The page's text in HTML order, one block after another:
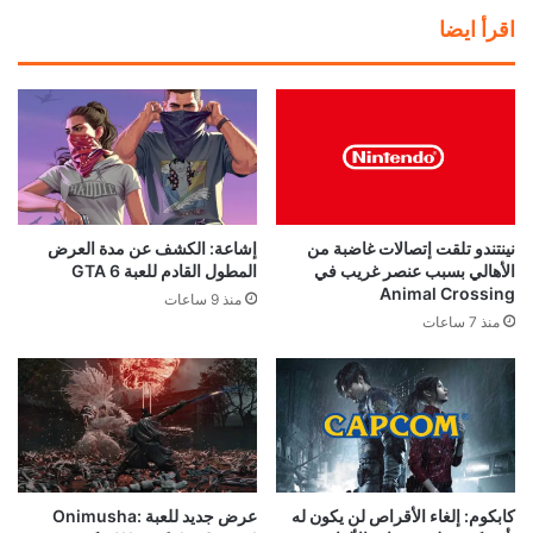
اقرأ ايضا
نينتندو تلقت إتصالات غاضبة من
الأهالي بسبب عنصر غريب في
Animal Crossing
منذ 7 ساعات
إشاعة: الكشف عن مدة العرض
المطول القادم للعبة GTA 6
منذ 9 ساعات
كابكوم: إلغاء الأقراص لن يكون له
عرض جديد للعبة Onimusha: